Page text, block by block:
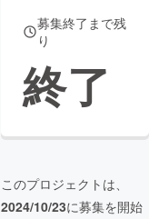
募集終了まで残
り
終了
このプロジェクトは、
2024/10/23に募集を開始